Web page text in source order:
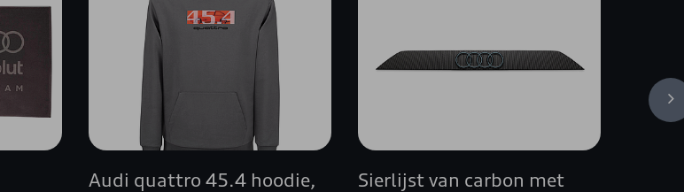
Audi quattro 45.4 hoodie,
Sierlijst van carbon met